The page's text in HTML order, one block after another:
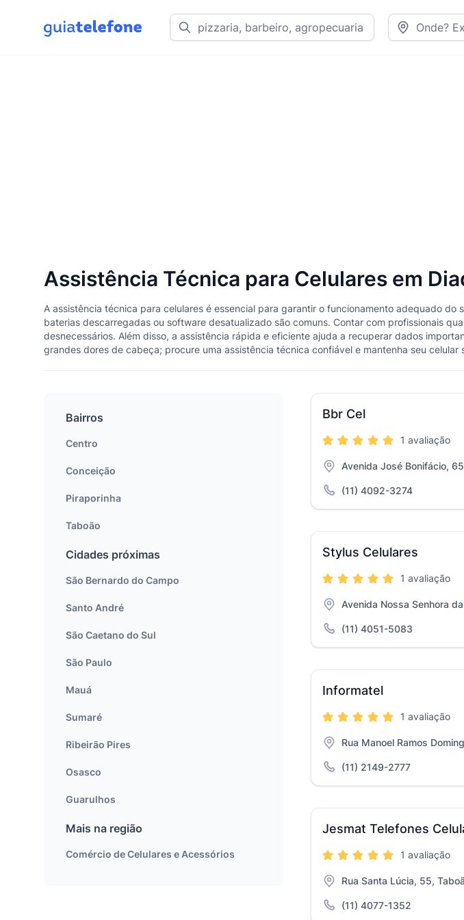
Assistência Técnica para Celulares em
A assistência técnica para celulares é essencial para garantir o funcionamento adequado
baterias descarregadas ou software desatualizado são comuns. Contar com profissionais
desnecessários. Além disso, a assistência rápida e eficiente ajuda a recuperar dados
grandes dores de cabeça; procure uma assistência técnica confiável e mantenha seu celular
Bbr Cel
1 avaliação
Avenida José Bonifácio,
(11) 4092-3274
Stylus Celulares
1 avaliação
Avenida Nossa Senhora
(11) 4051-5083
Informatel
1 avaliação
Rua Manoel Ramos
(11) 2149-2777
Jesmat Telefones
1 avaliação
Rua Santa Lúcia, 55,
(11) 4077-1352
Bairros
Centro
Conceição
Piraporinha
Taboão
Cidades próximas
São Bernardo do Campo
Santo André
São Caetano do Sul
São Paulo
Mauá
Sumaré
Ribeirão Pires
Osasco
Guarulhos
Mais na região
Comércio de Celulares e Acessórios